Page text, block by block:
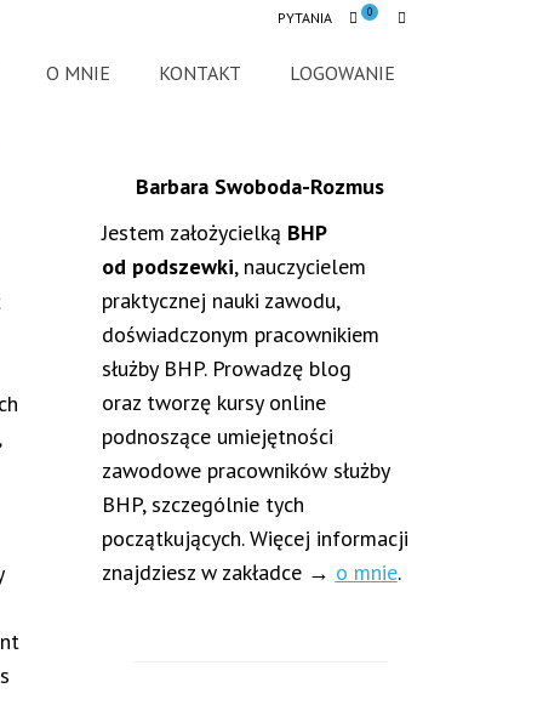
0
PYTANIA
O MNIE KONTAKT LOGOWANIE
Barbara Swoboda-Rozmus
Jestem założycielką BHP
od podszewki, nauczycielem
praktycznej nauki zawodu,
doświadczonym pracownikiem
służby BHP. Prowadzę blog
oraz tworzę kursy online
podnoszące umiejętności
zawodowe pracowników służby
BHP, szczególnie tych
początkujących. Więcej informacji
znajdziesz w zakładce → o mnie.